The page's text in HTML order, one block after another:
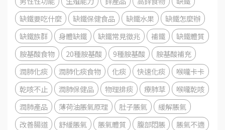
缺鐵要吃什麼
缺鐵保健食品 缺鐵水果
缺鐵怎麼辦
缺鐵族群
身體缺鐵 缺鐵常見徵兆 補鐵
缺鐵體質
胺基酸食物
20種胺基酸 9種胺基酸
胺基酸補充
潤肺化痰
潤肺化痰食物 化痰 快速化痰
喉嚨卡卡
乾咳不止
潤肺保健品 物理排痰 療肺草
喉嚨乾咳
潤肺產品
薄荷油脹氣原理 肚子脹氣
緩解脹氣
改善腸道
舒緩脹氣 脹氣體質 腹部悶脹
脹氣不適